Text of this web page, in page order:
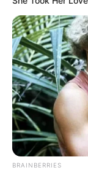
Fonte:Ana
10. Jogo de
alaranjadas
BRAINBERRIES